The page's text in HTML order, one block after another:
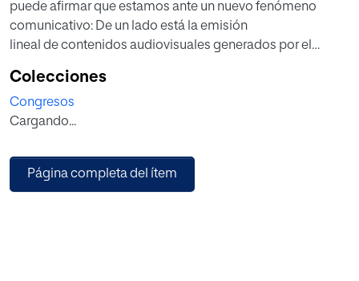
puede afirmar que estamos ante un nuevo fenómeno
comunicativo: De un lado está la emisión
lineal de contenidos audiovisuales generados por el
posibilidad potenciar el papel de la audiencia respecto de
lo emitido. Porque en la Social TV, a
través del uso de Internet, el televidente puede de opinar
contenidos audiovisuales y hacerlo, además, de manera
inmediata. Así, la emisión directa con
Colecciones
Congresos
Cargando...
Página completa del ítem